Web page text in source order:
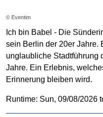
© Eventim
Ich bin Babel - Die
sein Berlin der 20er Jahre.
unglaubliche Stadtführung
Jahre. Ein Erlebnis,
Erinnerung bleiben wird.
Runtime: Sun, 09/08/2026